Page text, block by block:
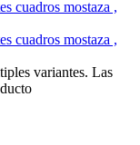
variantes. Las